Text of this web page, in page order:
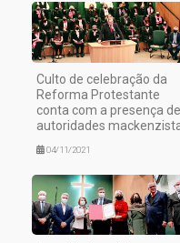
Culto de celebração da
Reforma Protestante
conta com a presença de
autoridades
04/11/2021